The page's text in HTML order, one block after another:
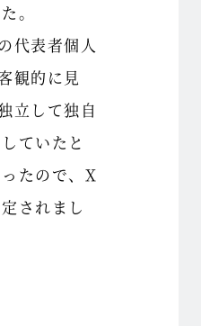
。
代表者個人
観的に見
立して独自
ていたと
たので、X
されまし